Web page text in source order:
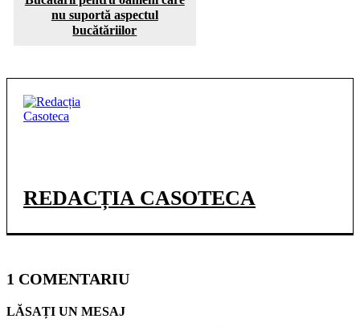
nu suportă aspectul
bucătăriilor
REDACȚIA CASOTECA
1 COMENTARIU
LĂSAȚI UN MESAJ